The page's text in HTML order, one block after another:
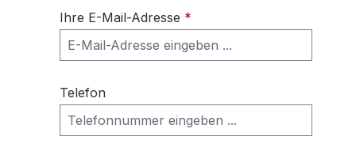
Ihre E-Mail-Adresse *
Telefon